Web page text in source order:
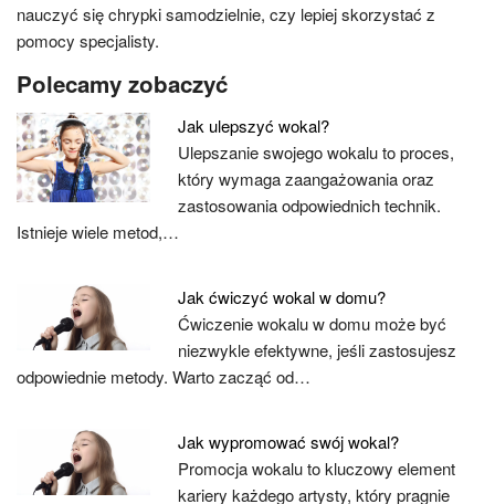
nauczyć się chrypki samodzielnie, czy lepiej skorzystać z
pomocy specjalisty.
Polecamy zobaczyć
Jak ulepszyć wokal?
Ulepszanie swojego wokalu to proces,
który wymaga zaangażowania oraz
zastosowania odpowiednich technik.
Istnieje wiele metod,…
Jak ćwiczyć wokal w domu?
Ćwiczenie wokalu w domu może być
niezwykle efektywne, jeśli zastosujesz
odpowiednie metody. Warto zacząć od…
Jak wypromować swój wokal?
Promocja wokalu to kluczowy element
kariery każdego artysty, który pragnie